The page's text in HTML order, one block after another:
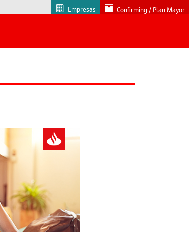
Empresas Confirming / Plan Mayor